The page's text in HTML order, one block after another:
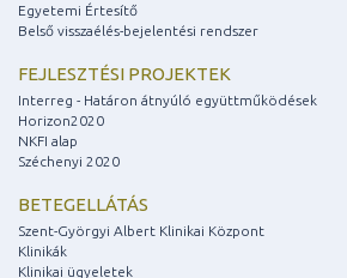
Egyetemi Értesítő
Belső visszaélés-bejelentési rendszer
FEJLESZTÉSI PROJEKTEK
Interreg - Határon átnyúló együttműködések
Horizon2020
NKFI alap
Széchenyi 2020
BETEGELLÁTÁS
Szent-Györgyi Albert Klinikai Központ
Klinikák
Klinikai ügyeletek